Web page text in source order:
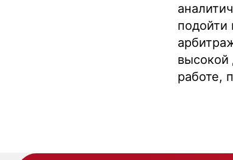
подойти
работе,
Согласие на обработку Персональных
Политикой в
отношении обработки персональных